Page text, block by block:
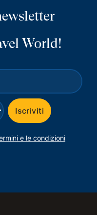
World!
Iscriviti
e le condizioni